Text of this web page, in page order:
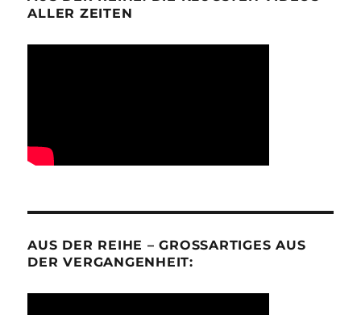
ALLER ZEITEN
AUS DER REIHE – GROSSARTIGES AUS D
ER VERGANGENHEIT: